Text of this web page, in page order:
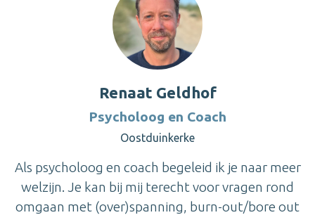
Renaat Geldhof
Psycholoog en Coach
Oostduinkerke
Als psycholoog en coach begeleid ik je naar meer
welzijn. Je kan bij mij terecht voor vragen rond
omgaan met (over)spanning, burn-out/bore out